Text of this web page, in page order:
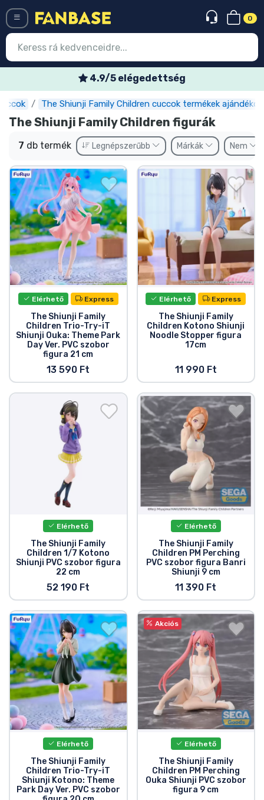
0
4.9/5 elégedettség
The Shiunji Family Children cuccok termékek ajándékok
The Shiunji Family Children figurák
7 db termék Legnépszerűbb Márkák Nem
Elérhető Express
The Shiunji Family
Children Trio-Try-iT
Shiunji Ouka: Theme Park
Day Ver. PVC szobor
figura 21 cm
13 590 Ft
Elérhető Express
The Shiunji Family
Children Kotono Shiunji
Noodle Stopper figura
17cm
11 990 Ft
Elérhető
The Shiunji Family
Children 1/7 Kotono
Shiunji PVC szobor figura
22 cm
52 190 Ft
Elérhető
The Shiunji Family
Children PM Perching
PVC szobor figura Banri
Shiunji 9 cm
11 390 Ft
Elérhető
The Shiunji Family
Children Trio-Try-iT
Shiunji Kotono: Theme
Park Day Ver. PVC szobor
Akciós
Elérhető
The Shiunji Family
Children PM Perching
Ouka Shiunji PVC szobor
figura 9 cm
Belépés Regisztráció
Legújabb cuccok
Akciós ajánlatok
Express szállítás
Előrendelhető cuccok
Outlet cuccok
Ajándékkártya
Szállítás és fizetés
Sorozatos cuccok
Filmes cuccok
Mesés cuccok
Animés cuccok
Gamer cuccok
Sportos cuccok
Zenés cuccok
Terméktípusok
Márkák